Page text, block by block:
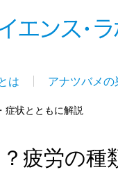
は アナツバメの
症状とともに解説
疲労の種